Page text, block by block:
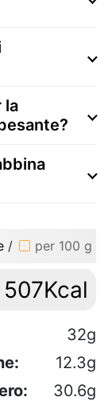
la
/ per 100 g
507Kcal
32g
12.3g
30.6g